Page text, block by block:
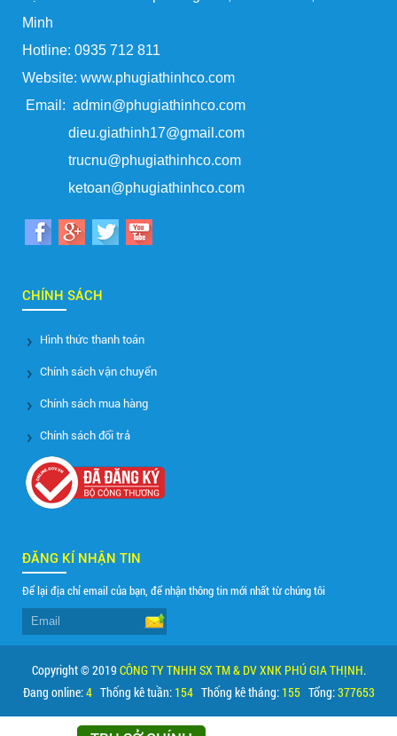
Minh
Hotline: 0935 712 811
Website: www.phugiathinhco.com
Email: admin@phugiathinhco.com
dieu.giathinh17@gmail.com
trucnu@phugiathinhco.com
ketoan@phugiathinhco.com
CHÍNH SÁCH
Hình thức thanh toán
Chính sách vận chuyển
Chính sách mua hàng
Chính sách đổi trả
ĐĂNG KÍ NHẬN TIN
Để lại địa chỉ email của bạn, để nhận thông tin mới nhất từ chúng tôi
Copyright © 2019CÔNG TY TNHH SX TM & DV XNK PHÚ GIA THỊNH.
Đang online:4 Thống kê tuần: 154 Thống kê tháng: 155 Tổng:377653